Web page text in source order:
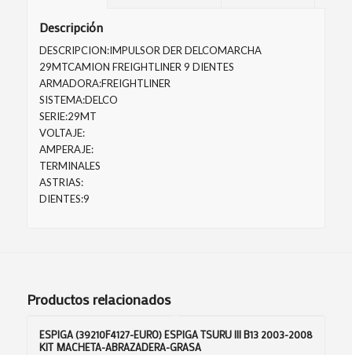
Descripción
DESCRIPCION:IMPULSOR DER DELCOMARCHA
29MTCAMION FREIGHTLINER 9 DIENTES
ARMADORA:FREIGHTLINER
SISTEMA:DELCO
SERIE:29MT
VOLTAJE:
AMPERAJE:
TERMINALES
ASTRIAS:
DIENTES:9
Productos relacionados
ESPIGA (39210F4127-EURO) ESPIGA TSURU III B13 2003-2008
KIT MACHETA-ABRAZADERA-GRASA